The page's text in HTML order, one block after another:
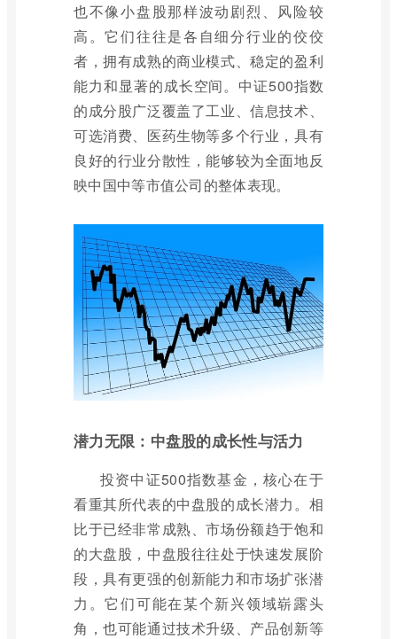
也不像小盘股那样波动剧烈、风险较
高。它们往往是各自细分行业的佼佼
者，拥有成熟的商业模式、稳定的盈利
能力和显著的成长空间。中证500指数
的成分股广泛覆盖了工业、信息技术、
可选消费、医药生物等多个行业，具有
良好的行业分散性，能够较为全面地反
映中国中等市值公司的整体表现。
潜力无限：中盘股的成长性与活力
投资中证500指数基金，核心在于
看重其所代表的中盘股的成长潜力。相
比于已经非常成熟、市场份额趋于饱和
的大盘股，中盘股往往处于快速发展阶
段，具有更强的创新能力和市场扩张潜
力。它们可能在某个新兴领域崭露头
角，也可能通过技术升级、产品创新等